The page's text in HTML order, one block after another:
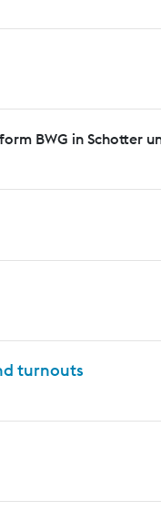
BWG in Schotter
turnouts